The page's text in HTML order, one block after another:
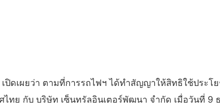
ดเผยว่า ตามที่การรถไฟฯ ได้ทำสัญญาให้สิทธิใช้ประ
ทย กับ บริษัท เซ็นทรัลอินเตอร์พัฒนา จำกัด เมื่อวันที่ 9